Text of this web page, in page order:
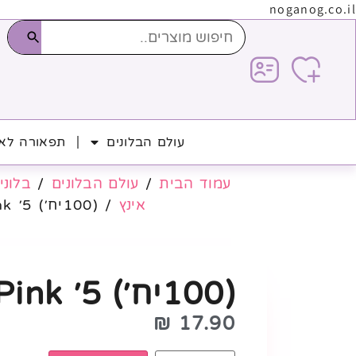
noganog.co.il
עולם הבלונים תפאורה
עמוד הבית/ עולם הבלונים /
אינץ / (100יח׳) 5׳ Hot Pink
(100יח׳) 5׳ Hot Pink
17.90
₪